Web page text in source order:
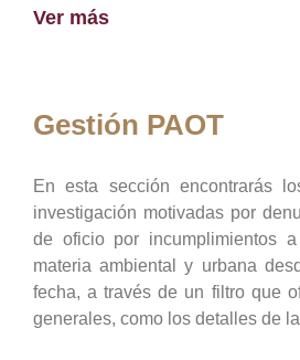
Ver más
Gestión PAOT
En esta sección encontrarás
investigación motivadas por
de oficio por incumplimientos
materia ambiental y urbana
fecha, a través de un filtro que
generales, como los detalles de